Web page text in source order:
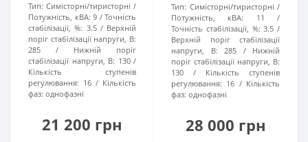
Тип: Симісторні/тиристорні
Потужність, кВА: 9
Точність
стабілізації, %: 3.5
Верхній
поріг стабілізації напруги, В:
285
Нижній поріг
стабілізації напруги, В: 130
Кількість ступенів
регулювання: 16
Кількість
фаз: однофазні
21 200 грн
Тип: Симісторні/тиристорні
Потужність, кВА:
11
Точність стабілізації, %: 3.5
Верхній поріг стабілізації
напруги, В:
285
Нижній
поріг стабілізації напруги, В:
130
Кількість ступенів
регулювання: 16
Кількість
фаз: однофазні
28 000 грн